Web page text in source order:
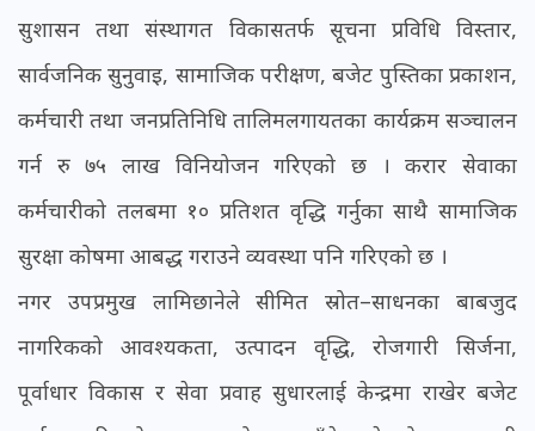
सुशासन तथा संस्थागत विकासतर्फ सूचना प्रविधि विस्तार,
सार्वजनिक सुनुवाइ, सामाजिक परीक्षण, बजेट पुस्तिका प्रकाशन,
कर्मचारी तथा जनप्रतिनिधि तालिमलगायतका कार्यक्रम सञ्चालन
गर्न रु ७५ लाख विनियोजन गरिएको छ । करार सेवाका
कर्मचारीको तलबमा १० प्रतिशत वृद्धि गर्नुका साथै सामाजिक
सुरक्षा कोषमा आबद्ध गराउने व्यवस्था पनि गरिएको छ ।
नगर उपप्रमुख लामिछानेले सीमित स्रोत–साधनका बाबजुद
नागरिकको आवश्यकता, उत्पादन वृद्धि, रोजगारी सिर्जना,
पूर्वाधार विकास र सेवा प्रवाह सुधारलाई केन्द्रमा राखेर बजेट